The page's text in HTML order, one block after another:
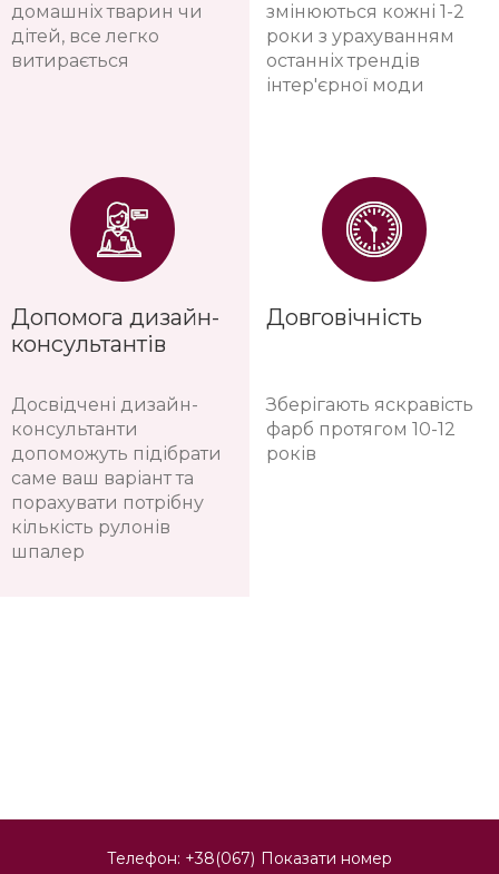
домашніх тварин чи
дітей, все легко
витирається
Допомога дизайн-
консультантів
Досвідчені дизайн-
консультанти
допоможуть підібрати
саме ваш варіант та
порахувати потрібну
кількість рулонів
шпалер
змінюються кожні 1-2
роки з урахуванням
останніх трендів
інтер'єрної моди
Довговічність
Зберігають яскравість
фарб протягом 10-12
років
Телефон: +38(067) Показати номер